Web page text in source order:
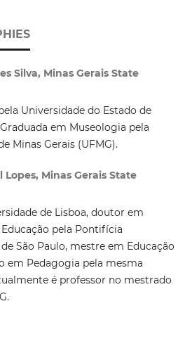
Silva, Minas Gerais State
Universidade do Estado de
em Museologia pela
Minas Gerais (UFMG).
Lopes, Minas Gerais State
de Lisboa, doutor em
pela Pontifícia
São Paulo, mestre em Educação
em Pedagogia pela mesma
é professor no mestrado